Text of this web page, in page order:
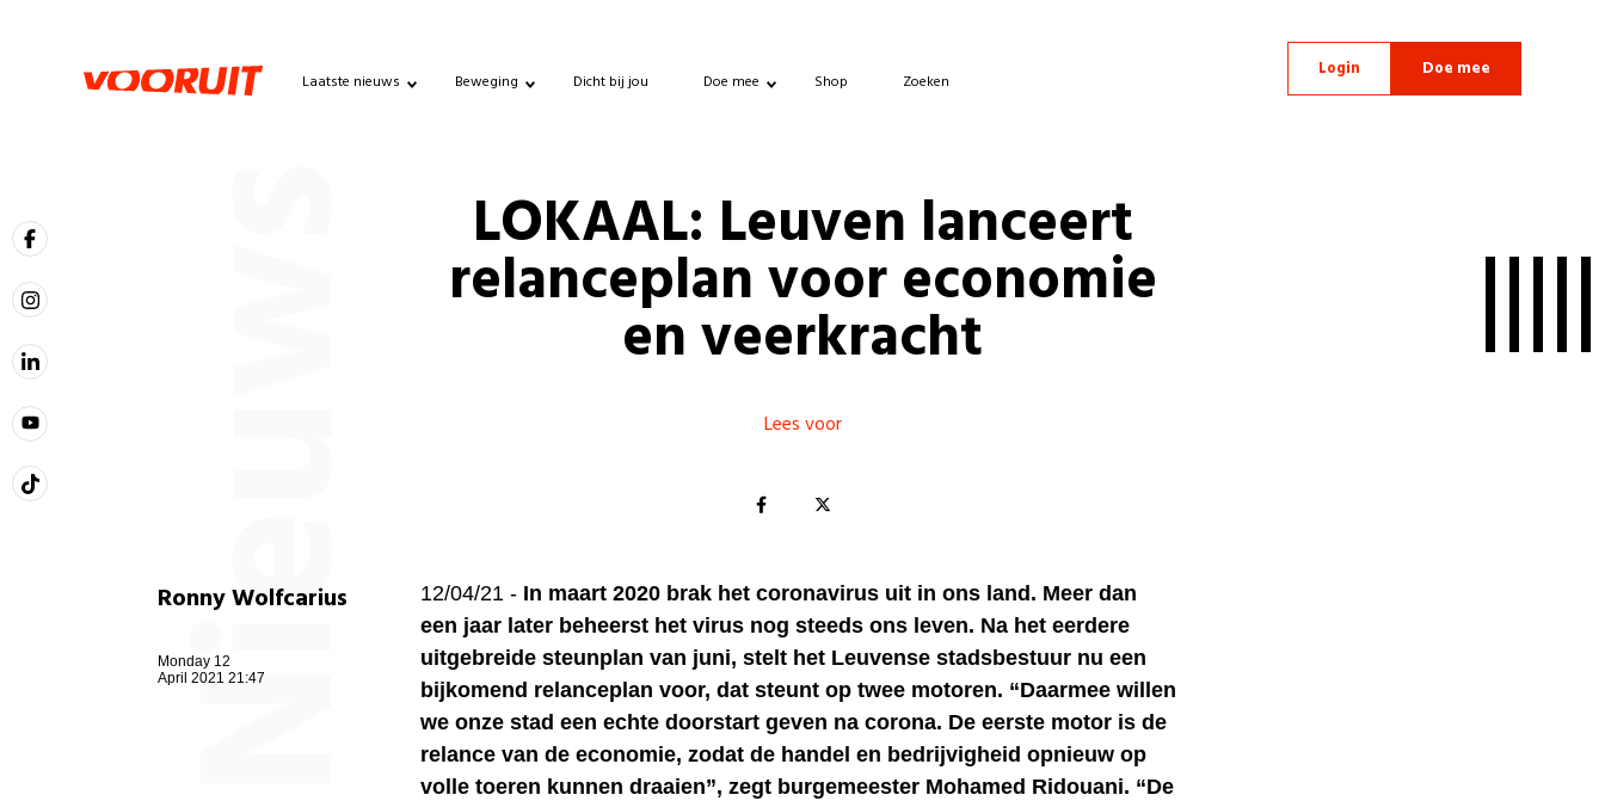
Laatste nieuws Beweging Dicht bij jou Doe mee Shop Zoeken
Login Doe mee
Nieuws LOKAAL: Leuven lanceert
relanceplan voor economie
en veerkracht
Lees voor
Ronny Wolfcarius
Monday 12
April 2021 21:47
12/04/21 - In maart 2020 brak het coronavirus uit in ons land. Meer dan
een jaar later beheerst het virus nog steeds ons leven. Na het eerdere
uitgebreide steunplan van juni, stelt het Leuvense stadsbestuur nu een
bijkomend relanceplan voor, dat steunt op twee motoren. “Daarmee willen
we onze stad een echte doorstart geven na corona. De eerste motor is de
relance van de economie, zodat de handel en bedrijvigheid opnieuw op
volle toeren kunnen draaien”, zegt burgemeester Mohamed Ridouani. “De